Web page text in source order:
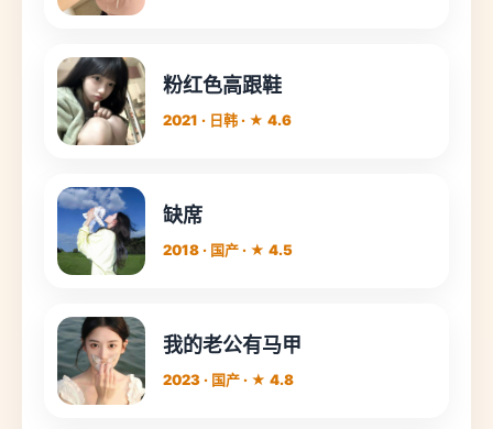
粉红色高跟鞋
2021 · 日韩 · ★ 4.6
缺席
2018 · 国产 · ★ 4.5
我的老公有马甲
2023 · 国产 · ★ 4.8